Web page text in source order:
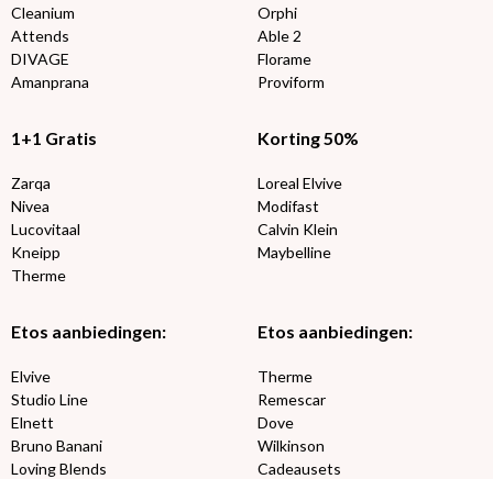
Cleanium
Attends
DIVAGE
Amanprana
Orphi
Able 2
Florame
Proviform
1+1 Gratis
Zarqa
Nivea
Lucovitaal
Kneipp
Therme
Korting 50%
Loreal Elvive
Modifast
Calvin Klein
Maybelline
Etos aanbiedingen:
Elvive
Studio Line
Elnett
Bruno Banani
Loving Blends
Etos aanbiedingen:
Therme
Remescar
Dove
Wilkinson
Cadeausets